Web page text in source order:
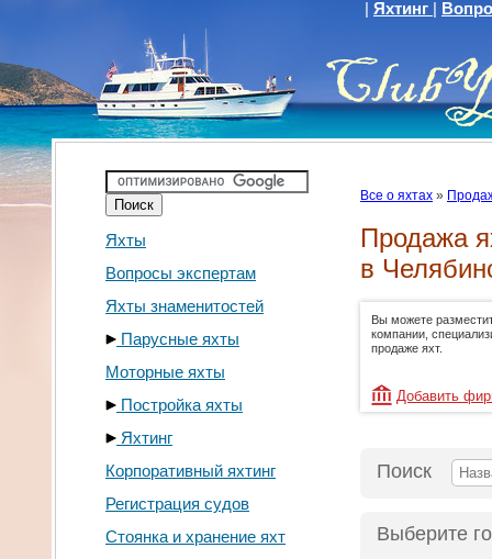
Яхтинг
Яхты
Вопросы экспертам
Яхты знаменитостей
Парусные яхты
Моторные яхты
Постройка яхты
Яхтинг
Корпоративный яхтинг
Регистрация судов
Стоянка и хранение яхт
Все о яхтах »
Продажа
в
Вы можете
компании,
продаже яхт.
Добавить
Поиск
Выберите